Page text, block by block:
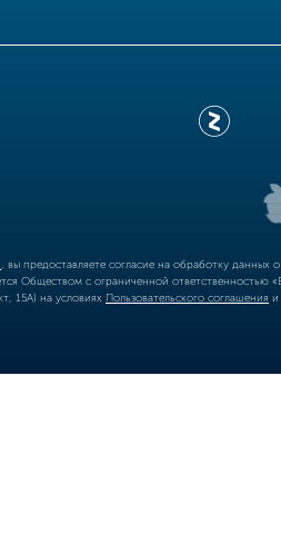
, вы предоставляете согласие на обработку
Обществом с ограниченной
15А) на условиях Пользовательского соглашения и